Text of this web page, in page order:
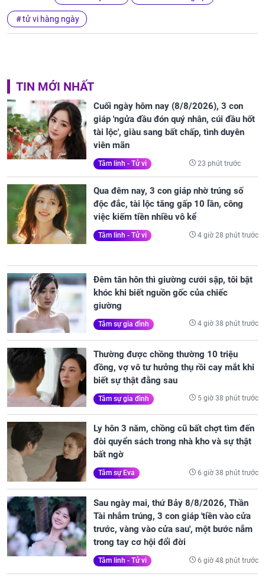
tử vi hàng ngày
TIN MỚI NHẤT
Cuối ngày hôm nay (8/8/2026), 3 con
giáp 'ngửa đầu đón quý nhân, cúi đầu hốt
tài lộc', giàu sang bất chấp, tình duyên
viên mãn
Tâm linh - Tử vi 23 phút trước
Qua đêm nay, 3 con giáp nhờ trúng số
độc đắc, tài lộc tăng gấp 10 lần, công
việc kiếm tiền nhiều vô kể
Tâm linh - Tử vi 4 giờ 28 phút trước
Đêm tân hôn thì giường cưới sập, tôi bật
khóc khi biết nguồn gốc của chiếc
giường
Tâm sự gia đình 4 giờ 38 phút trước
Thường được chồng thường 10 triệu
đồng, vợ vô tư hưởng thụ rồi cay mắt khi
biết sự thật đằng sau
Tâm sự gia đình 5 giờ 38 phút trước
Ly hôn 3 năm, chồng cũ bất chợt tìm đến
đòi quyển sách trong nhà kho và sự thật
bất ngờ
Tâm sự Eva 6 giờ 38 phút trước
Sau ngày mai, thứ Bảy 8/8/2026, Thần
Tài nhắm trúng, 3 con giáp 'tiền vào cửa
trước, vàng vào cửa sau', một bước nắm
trong tay cơ hội đổi đời
Tâm linh - Tử vi 6 giờ 48 phút trước